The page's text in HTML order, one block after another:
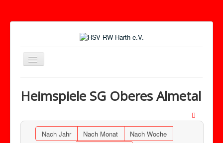
Toggle
Navigation
Heimspiele SG Oberes Almetal
Nach Jahr Nach Monat
Nach Woche